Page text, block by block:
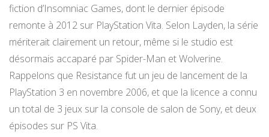
fiction d’Insomniac Games, dont le dernier épisode
remonte à 2012 sur PlayStation Vita. Selon Layden, la série
mériterait clairement un retour, même si le studio est
désormais accaparé par Spider-Man et Wolverine.
Rappelons que Resistance fut un jeu de lancement de la
PlayStation 3 en novembre 2006, et que la licence a connu
un total de 3 jeux sur la console de salon de Sony, et deux
épisodes sur PS Vita.